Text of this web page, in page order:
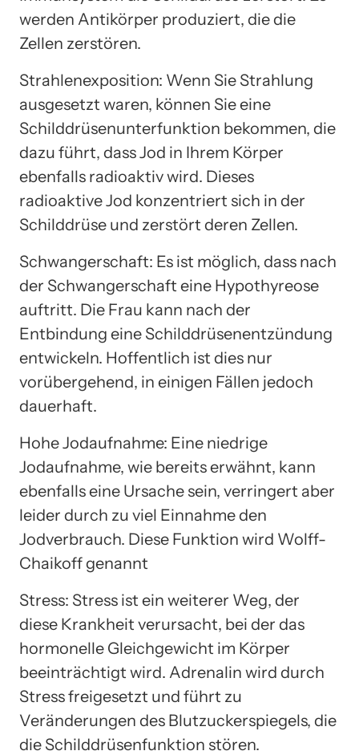
werden Antikörper produziert, die die
Zellen zerstören.
Strahlenexposition: Wenn Sie Strahlung
ausgesetzt waren, können Sie eine
Schilddrüsenunterfunktion bekommen, die
dazu führt, dass Jod in Ihrem Körper
ebenfalls radioaktiv wird. Dieses
radioaktive Jod konzentriert sich in der
Schilddrüse und zerstört deren Zellen.
Schwangerschaft: Es ist möglich, dass nach
der Schwangerschaft eine Hypothyreose
auftritt. Die Frau kann nach der
Entbindung eine Schilddrüsenentzündung
entwickeln. Hoffentlich ist dies nur
vorübergehend, in einigen Fällen jedoch
dauerhaft.
Hohe Jodaufnahme: Eine niedrige
Jodaufnahme, wie bereits erwähnt, kann
ebenfalls eine Ursache sein, verringert aber
leider durch zu viel Einnahme den
Jodverbrauch. Diese Funktion wird Wolff-
Chaikoff genannt
Stress: Stress ist ein weiterer Weg, der
diese Krankheit verursacht, bei der das
hormonelle Gleichgewicht im Körper
beeinträchtigt wird. Adrenalin wird durch
Stress freigesetzt und führt zu
Veränderungen des Blutzuckerspiegels, die
die Schilddrüsenfunktion stören.